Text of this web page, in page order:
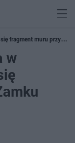
fragment muru przy
w